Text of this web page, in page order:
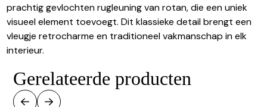
prachtig gevlochten rugleuning van rotan, die een uniek
visueel element toevoegt. Dit klassieke detail brengt een
vleugje retrocharme en traditioneel vakmanschap in elk
interieur.
Gerelateerde producten